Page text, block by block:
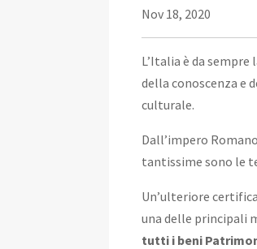
Nov 18, 2020
L’Italia è da
della conoscenza e
culturale.
Dall’impero
tantissime sono le
Un’ulteriore
una delle principali
tutti i beni